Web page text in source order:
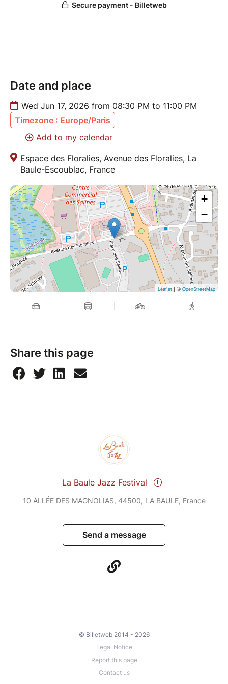
formation RHYTHM HAND BLUES sera en résidence
le thème :
Date and place
Wed Jun 17, 2026 from 08:30 PM to 11:00 PM
Timezone : Europe/Paris
Add to my calendar
Espace des Floralies, Avenue des Floralies, La
Baule-Escoublac, France
+
−
Leaflet | © OpenStreetMap
Share this page
La Baule Jazz Festival
10 ALLÉE DES MAGNOLIAS, 44500, LA BAULE, France
Send a message
© Billetweb 2014 - 2026
Legal Notice
Report this page
Contact us